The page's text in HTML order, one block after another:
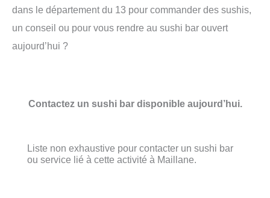
dans le département du 13 pour commander des sushis,
un conseil ou pour vous rendre au sushi bar ouvert
aujourd’hui ?
Contactez un sushi bar disponible aujourd’hui.
Liste non exhaustive pour contacter un sushi bar
ou service lié à cette activité à Maillane.